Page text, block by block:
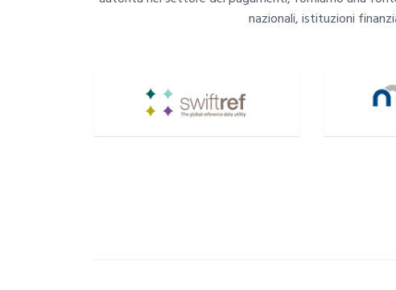
nazionali, istituzioni